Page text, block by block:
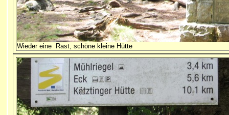
Wieder eine Rast, schöne kleine Hütte